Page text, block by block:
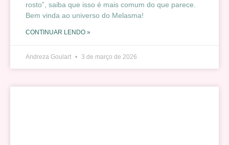
rosto”, saiba que isso é mais comum do que parece.
Bem vinda ao universo do Melasma!
CONTINUAR LENDO »
Andreza Goulart 3 de março de 2026